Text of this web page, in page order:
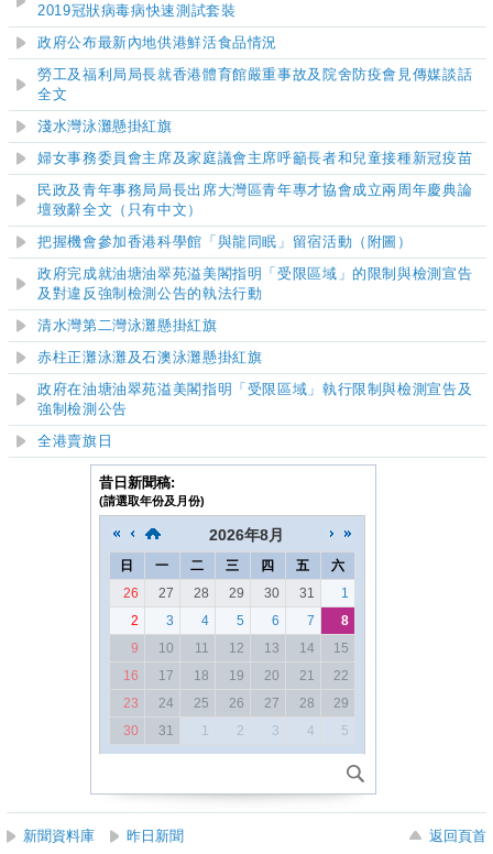
2019冠狀病毒病快速測試套裝
政府公布最新內地供港鮮活食品情況
勞工及福利局局長就香港體育館嚴重事故及院舍防疫會見傳媒談話
全文
淺水灣泳灘懸掛紅旗
婦女事務委員會主席及家庭議會主席呼籲長者和兒童接種新冠疫苗
民政及青年事務局局長出席大灣區青年專才協會成立兩周年慶典論
壇致辭全文（只有中文）
把握機會參加香港科學館「與龍同眠」留宿活動（附圖）
政府完成就油塘油翠苑溢美閣指明「受限區域」的限制與檢測宣告
及對違反強制檢測公告的執法行動
清水灣第二灣泳灘懸掛紅旗
赤柱正灘泳灘及石澳泳灘懸掛紅旗
政府在油塘油翠苑溢美閣指明「受限區域」執行限制與檢測宣告及
強制檢測公告
全港賣旗日
昔日新聞稿:
(請選取年份及月份)
2026年8月
日 一 二 三 四 五
六
26
27 28 29 30 31
1
2
3 4 5 6 7
8
9
10 11 12 13 14
15
16
17 18 19 20 21
22
23
24 25 26 27 28
29
30
31 1 2 3 4 5
新聞資料庫 昨日新聞 返回頁首